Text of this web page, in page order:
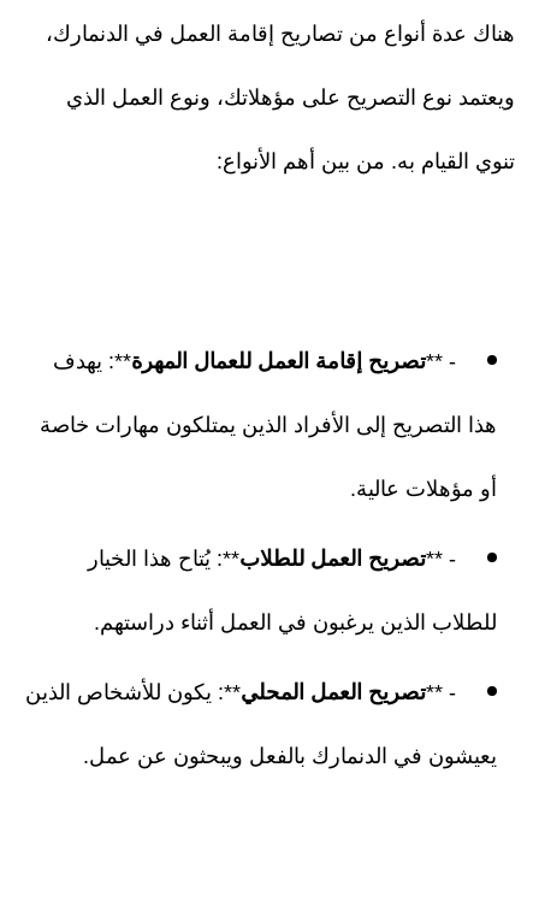
هناك عدة أنواع من تصاريح إقامة العمل في الدنمارك،
ويعتمد نوع التصريح على مؤهلاتك، ونوع العمل الذي
تنوي القيام به. من بين أهم الأنواع:
- **تصريح إقامة العمل للعمال المهرة**: يهدف
هذا التصريح إلى الأفراد الذين يمتلكون مهارات خاصة
أو مؤهلات عالية.
- **تصريح العمل للطلاب**: يُتاح هذا الخيار
للطلاب الذين يرغبون في العمل أثناء دراستهم.
- **تصريح العمل المحلي**: يكون للأشخاص الذين
يعيشون في الدنمارك بالفعل ويبحثون عن عمل.